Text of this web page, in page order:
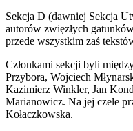
Sekcja D (dawniej Sekcja
autorów zwięzłych
przede wszystkim zaś
Członkami sekcji byli
Przybora, Wojciech
Kazimierz Winkler, Jan
Marianowicz. Na jej czele
Kołaczkowska.